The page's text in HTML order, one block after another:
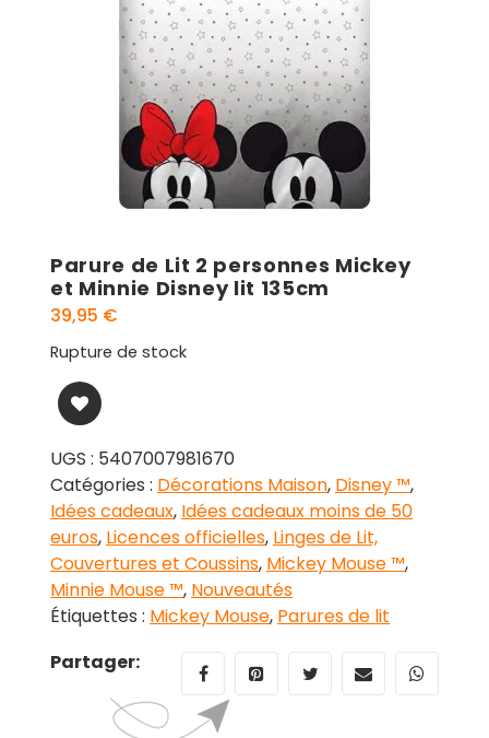
Parure de Lit 2 personnes Mickey
et Minnie Disney lit 135cm
39,95 €
Rupture de stock
UGS : 5407007981670
Catégories : Décorations Maison, Disney ™,
Idées cadeaux, Idées cadeaux moins de 50
euros, Licences officielles, Linges de Lit,
Couvertures et Coussins, Mickey Mouse ™,
Minnie Mouse ™, Nouveautés
Étiquettes : Mickey Mouse, Parures de lit
Partager: